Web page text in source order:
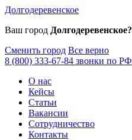
Долгодеревенское
Ваш город Долгодеревенское?
Сменить город Все верно
8 (800) 333-67-84 звонки по РФ
О нас
Кейсы
Статьи
Вакансии
Сотрудничество
Контакты